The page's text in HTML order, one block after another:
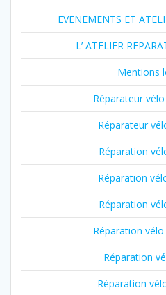
EVENEMENTS ET
L’ ATELIER
Mentions
Réparateur
Réparateur
Réparation
Réparation
Réparation
Réparation
Réparation
Réparation